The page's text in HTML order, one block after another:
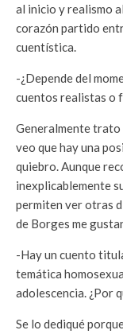
al inicio y realismo
corazón partido
cuentística.
-¿Depende del
cuentos realistas o
Generalmente trato
veo que hay una
quiebro. Aunque
inexplicablemente
permiten ver otras
de Borges me
-Hay un cuento
temática
adolescencia. ¿Por
Se lo dediqué